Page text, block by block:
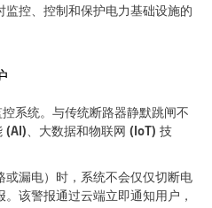
监控、控制和保护电力基础设施的
系统。与传统断路器静默跳闸不
(AI)、大数据和物联网 (IoT) 技
或漏电）时，系统不会仅仅切断电
。该警报通过云端立即通知用户，